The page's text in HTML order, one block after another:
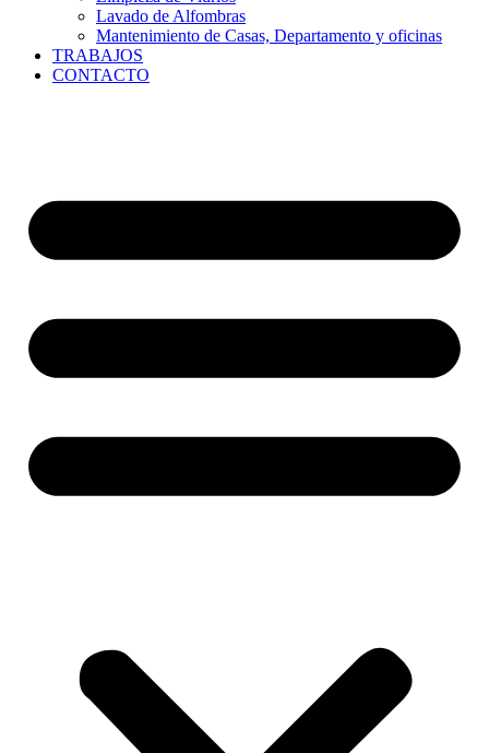
Lavado de Alfombras
Mantenimiento de Casas, Departamento y oficinas
TRABAJOS
CONTACTO